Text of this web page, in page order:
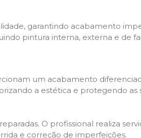
garantindo acabamento
pintura interna, externa e de
um acabamento
a estética e protegendo as
O profissional realiza
e correção de imperfeições.